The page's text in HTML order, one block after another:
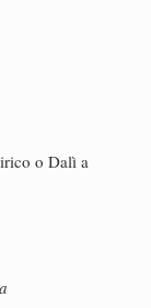
o Dalì a